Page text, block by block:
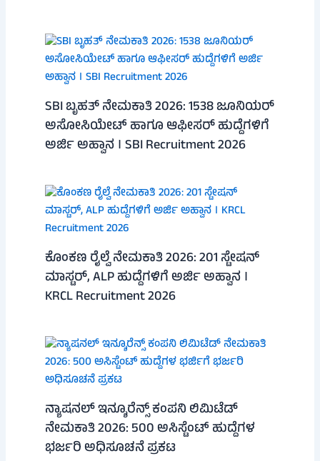
SBI ಬೃಹತ್ ನೇಮಕಾತಿ 2026: 1538 ಜೂನಿಯರ್
ಅಸೋಸಿಯೇಟ್ ಹಾಗೂ ಆಫೀಸರ್ ಹುದ್ದೆಗಳಿಗೆ
ಅರ್ಜಿ ಅಹ್ವಾನ । SBI Recruitment 2026
ಕೊಂಕಣ ರೈಲ್ವೆ ನೇಮಕಾತಿ 2026: 201 ಸ್ಟೇಷನ್
ಮಾಸ್ಟರ್, ALP ಹುದ್ದೆಗಳಿಗೆ ಅರ್ಜಿ ಅಹ್ವಾನ ।
KRCL Recruitment 2026
ನ್ಯಾಷನಲ್ ಇನ್ಶೂರೆನ್ಸ್ ಕಂಪನಿ ಲಿಮಿಟೆಡ್
ನೇಮಕಾತಿ 2026: 500 ಅಸಿಸ್ಟೆಂಟ್ ಹುದ್ದೆಗಳ
ಭರ್ಜರಿ ಅಧಿಸೂಚನೆ ಪ್ರಕಟ